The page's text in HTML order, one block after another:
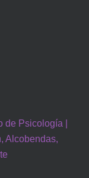
Psicología |
Alcobendas,